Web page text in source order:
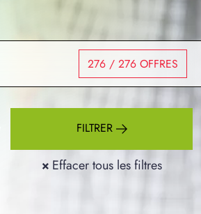
276 / 276 OFFRES
FILTRER
× Effacer tous les filtres